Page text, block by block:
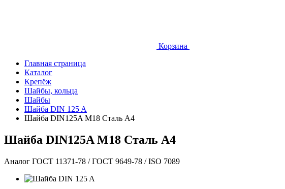
Корзина
Главная страница
Каталог
Крепёж
Шайбы, кольца
Шайбы
Шайба DIN 125 A
Шайба DIN125A М18 Сталь A4
Шайба DIN125A М18 Сталь A4
Аналог ГОСТ 11371-78 / ГОСТ 9649-78 / ISO 7089